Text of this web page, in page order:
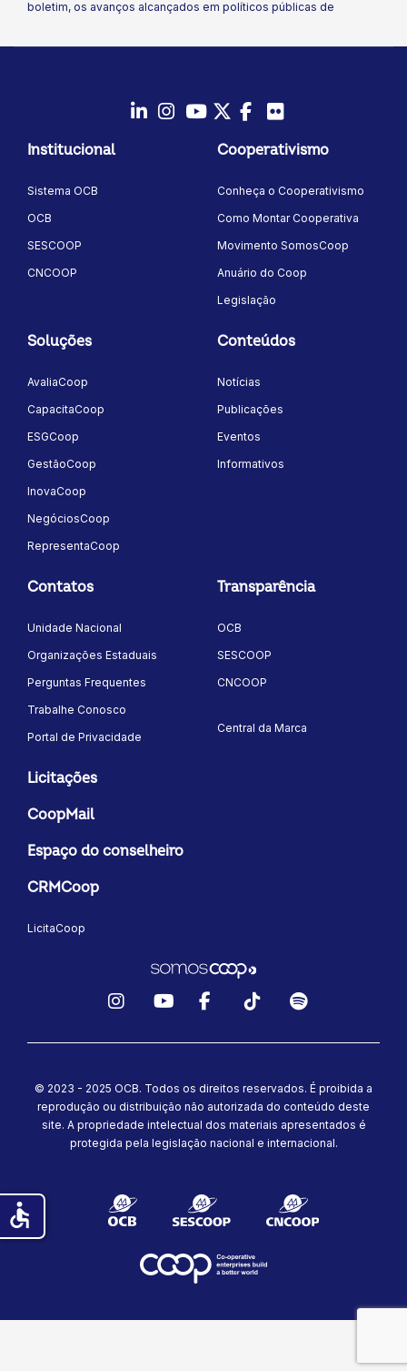
boletim, os avanços alcançados em políticos públicas de
Instagram
YoutubeTwitter/X
Facebook
Institucional
Sistema OCB
OCB
SESCOOP
CNCOOP
Cooperativismo
Conheça o Cooperativismo
Como Montar Cooperativa
Movimento SomosCoop
Anuário do Coop
Legislação
Soluções
AvaliaCoop
CapacitaCoop
ESGCoop
GestãoCoop
InovaCoop
NegóciosCoop
RepresentaCoop
Conteúdos
Notícias
Publicações
Eventos
Informativos
Contatos
Unidade Nacional
Organizações Estaduais
Perguntas Frequentes
Trabalhe Conosco
Portal de Privacidade
Transparência
OCB
SESCOOP
CNCOOP
Central da Marca
Licitações
CoopMail
Espaço do conselheiro
CRMCoop
LicitaCoop
© 2023 - 2025 OCB. Todos os direitos reservados. É proibida a
reprodução ou distribuição não autorizada do conteúdo deste
site. A propriedade intelectual dos materiais apresentados é
protegida pela legislação nacional e internacional.
accessible